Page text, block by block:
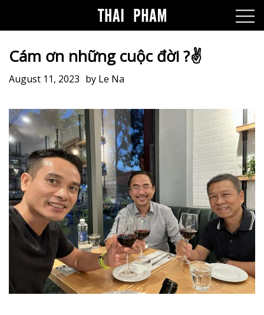
Cám ơn những cuộc đời ?✌️
August 11, 2023 by Le Na